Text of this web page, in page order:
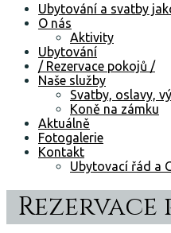
Ubytování a svatby
O nás
Aktivity
Ubytování
/ Rezervace pokojů /
Naše služby
Svatby, oslavy,
Koně na zámku
Aktuálně
Fotogalerie
Kontakt
Ubytovací řád a
Rezervace